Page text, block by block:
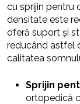
cu sprijin pentru
densitate este
oferă suport și
reducând astfel
calitatea
Sprijin
ortopedică